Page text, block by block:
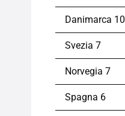
Danimarca 10
Svezia 7
Norvegia 7
Spagna 6